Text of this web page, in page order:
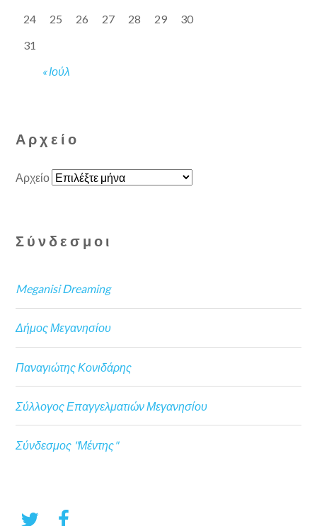
« Ιούλ
24
25 26 27 28 29
30
31
Αρχείο
Αρχείο
Σύνδεσμοι
Meganisi Dreaming
Δήμος Μεγανησίου
Παναγιώτης Κονιδάρης
Σύλλογος Επαγγελματιών Μεγανησίου
Σύνδεσμος "Μέντης"